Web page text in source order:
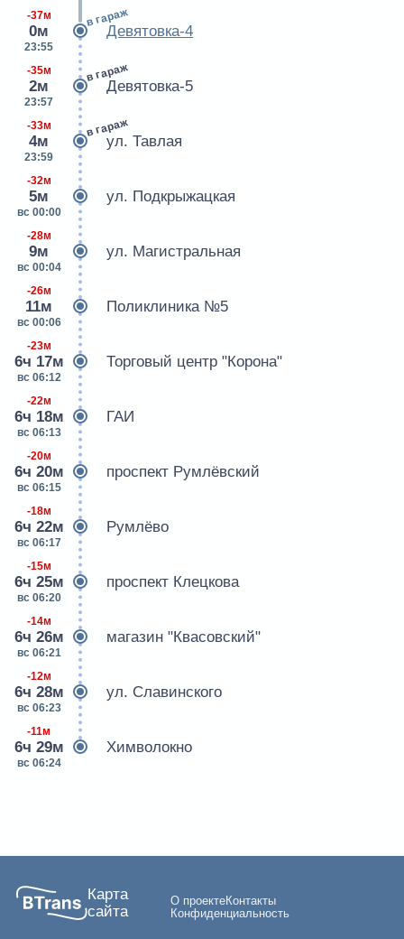
-37м
0м
23:55
в гараж
Девятовка-4
-35м
2м
23:57
в гараж
Девятовка-5
-33м
4м
23:59
в гараж
ул. Тавлая
-32м
5м
вс 00:00
ул. Подкрыжацкая
-28м
9м
вс 00:04
ул. Магистральная
-26м
11м
вс 00:06
Поликлиника №5
-23м
6ч 17м
вс 06:12
Торговый центр "Корона"
-22м
6ч 18м
вс 06:13
ГАИ
-20м
6ч 20м
вс 06:15
проспект Румлёвский
-18м
6ч 22м
вс 06:17
Румлёво
-15м
6ч 25м
вс 06:20
проспект Клецкова
-14м
6ч 26м
вс 06:21
магазин "Квасовский"
-12м
6ч 28м
вс 06:23
ул. Славинского
-11м
6ч 29м
вс 06:24
Химволокно
Карта
сайта
О проектеКонтакты
Конфиденциальность